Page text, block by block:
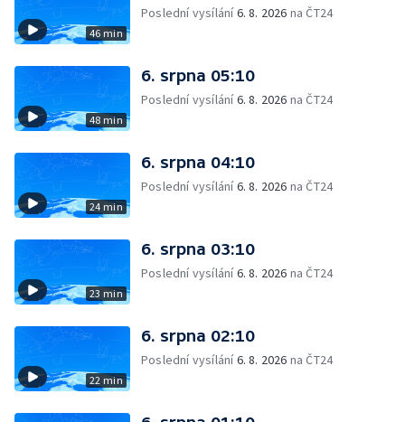
46 min
Poslední vysílání6. 8. 2026 na ČT24
48 min
6. srpna 05:10
Poslední vysílání6. 8. 2026 na ČT24
24 min
6. srpna 04:10
Poslední vysílání6. 8. 2026 na ČT24
23 min
6. srpna 03:10
Poslední vysílání6. 8. 2026 na ČT24
22 min
6. srpna 02:10
Poslední vysílání6. 8. 2026 na ČT24